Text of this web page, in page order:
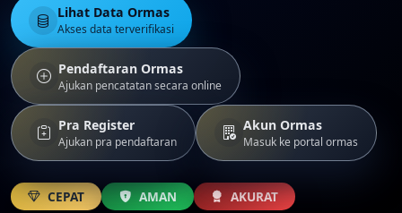
Lihat Data Ormas
Akses data terverifikasi
Pendaftaran Ormas
Ajukan pencatatan secara online
Pra Register
Ajukan pra pendaftaran
Akun Ormas
Masuk ke portal ormas
CEPAT AMAN AKURAT